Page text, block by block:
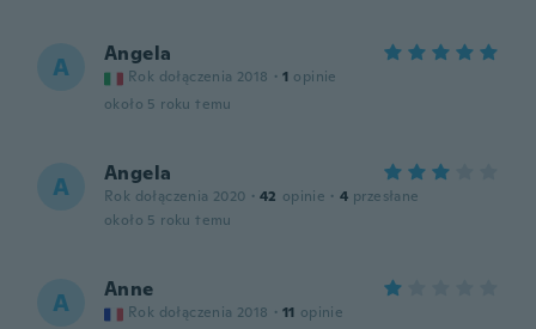
A Angela
Rok dołączenia 2018 · 1 opinie
około 5 roku temu
A Angela
Rok dołączenia 2020 · 42 opinie · 4 przesłane
około 5 roku temu
A Anne
Rok dołączenia 2018 · 11 opinie